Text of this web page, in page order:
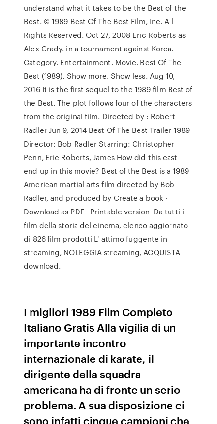
understand what it takes to be the Best of the
Best. © 1989 Best Of The Best Film, Inc. All
Rights Reserved. Oct 27, 2008 Eric Roberts as
Alex Grady. in a tournament against Korea.
Category. Entertainment. Movie. Best Of The
Best (1989). Show more. Show less. Aug 10,
2016 It is the first sequel to the 1989 film Best of
the Best. The plot follows four of the characters
from the original film. Directed by : Robert
Radler Jun 9, 2014 Best Of The Best Trailer 1989
Director: Bob Radler Starring: Christopher
Penn, Eric Roberts, James How did this cast
end up in this movie? Best of the Best is a 1989
American martial arts film directed by Bob
Radler, and produced by Create a book ·
Download as PDF · Printable version Da tutti i
film della storia del cinema, elenco aggiornato
di 826 film prodotti L' attimo fuggente in
streaming, NOLEGGIA streaming, ACQUISTA
download.
I migliori 1989 Film Completo
Italiano Gratis Alla vigilia di un
importante incontro
internazionale di karate, il
dirigente della squadra
americana ha di fronte un serio
problema. A sua disposizione ci
sono infatti cinque campioni che